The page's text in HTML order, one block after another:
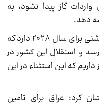
گاز پیدا نشود، به
دهد.
وی تاکید کرد که عراق چشم‌انداز روشنی برای سال ۲۰۲۸ دارد که
و استقلال این کشور در
که این استثناء در این
کرد: عراق برای تامین